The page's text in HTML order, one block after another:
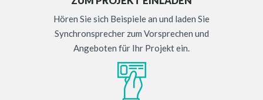
Hören Sie sich Beispiele an und laden Sie
Synchronsprecher zum Vorsprechen und
Angeboten für Ihr Projekt ein.